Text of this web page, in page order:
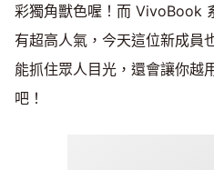
彩獨角獸色喔！而 VivoBook
有超高人氣，今天這位新成員
能抓住眾人目光，還會讓你越
吧！